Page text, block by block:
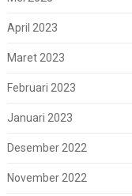
April 2023
Maret 2023
Februari 2023
Januari 2023
Desember 2022
November 2022